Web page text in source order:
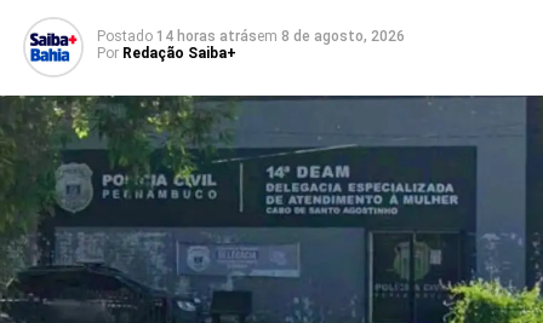
e Polícia Civil
NÃO PERCA
Tiroteio em Patamares deixa policial ferido e
suspeito morto na frente do Atakarejo
identificar possíveis conexões dentro da estrutura da
facção.
Redação Saiba+
Postado 14 horas atrásem 8 de agosto, 2026
Por Redação Saiba+